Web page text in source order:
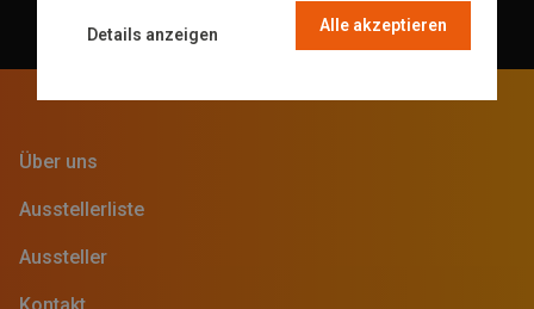
Über uns
Ausstellerliste
Aussteller
Alle akzeptieren
Details anzeigen